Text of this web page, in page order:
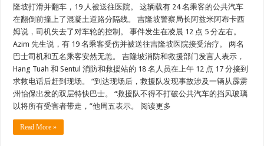
隆坡打滑并翻车，19 人被送往医院。 这辆载有 24 名乘客的公共汽车
在翻倒前撞上了混凝土道路分隔线。 吉隆坡警察局长阿兹米阿布卡西
姆说，司机失去了对车轮的控制。 事件发生在凌晨 12 点 5 分左右。
Azim 先生说，有 19 名乘客受伤并被送往吉隆坡医院接受治疗。 两名
巴士司机和五名乘客安然无恙。 吉隆坡消防和救援部门发言人表示，
Hang Tuah 和 Sentul 消防和救援站的 18 名人员在上午 12 点 17 分接到
求救电话后赶到现场。 “到达现场后，救援队发现事故涉及一辆从霹雳
州怡保出发的双层特快巴士。 “救援队不得不打破公共汽车的挡风玻璃
以将所有受害者带走，”他周五表示。 阅读更多
Read More »